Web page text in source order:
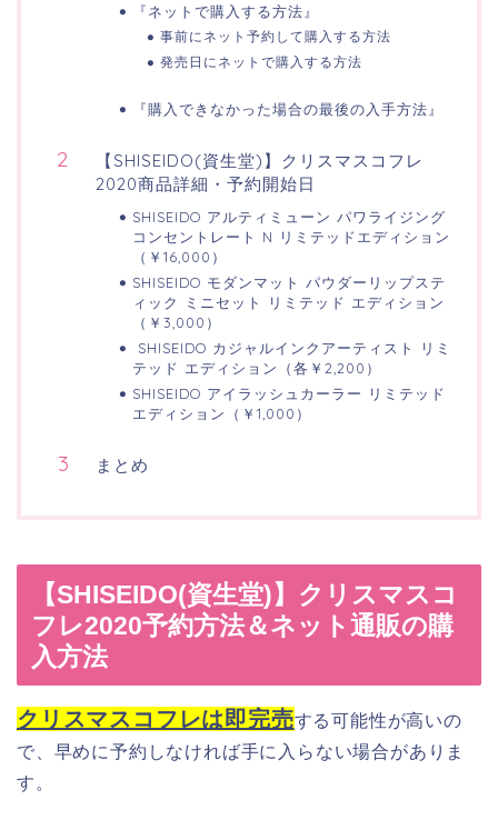
『ネットで購入する方法』
事前にネット予約して購入する方法
発売日にネットで購入する方法
『購入できなかった場合の最後の入手方法』
【SHISEIDO(資生堂)】クリスマスコフレ
2020商品詳細・予約開始日
SHISEIDO アルティミューン パワライジング
コンセントレート N リミテッドエディション
（￥16,000）
SHISEIDO モダンマット パウダーリップステ
ィック ミニセット リミテッド エディション
（￥3,000）
SHISEIDO カジャルインクアーティスト リミ
テッド エディション（各￥2,200）
SHISEIDO アイラッシュカーラー リミテッド
エディション（￥1,000）
まとめ
【SHISEIDO(資生堂)】クリスマスコ
フレ2020予約方法＆ネット通販の購
入方法
クリスマスコフレは即完売する可能性が高いの
で、早めに予約しなければ手に入らない場合がありま
す。